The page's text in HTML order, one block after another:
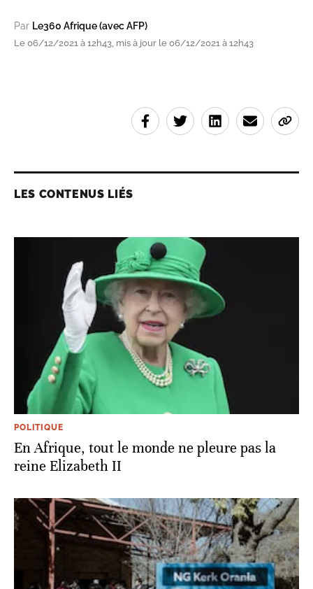
Par Le360 Afrique (avec AFP)
Le 06/12/2021 à 12h43, mis à jour le 06/12/2021 à 12h43
LES CONTENUS LIÉS
POLITIQUE
En Afrique, tout le monde ne pleure pas la
reine Elizabeth II